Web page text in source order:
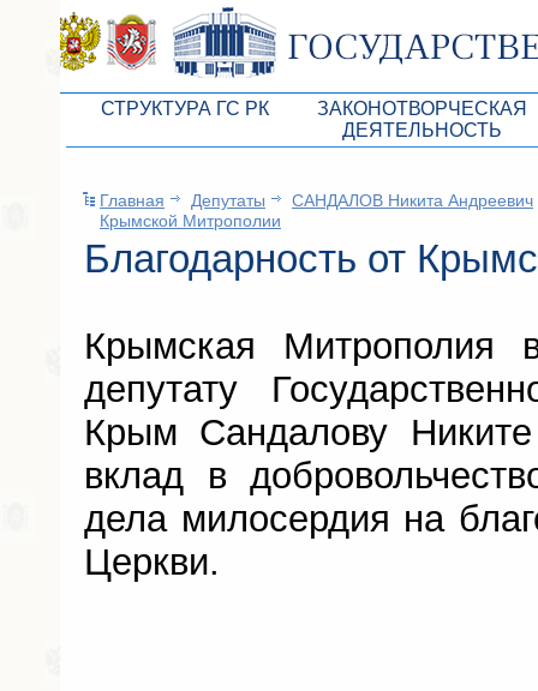
СТРУКТУРА ГС РК
Президиум ГС РК
Депутатский корпус
Депутатские фракции ГС РК
Советники Председателя ГС РК
Управление делами ГС РК
ЗАКОНОТВОРЧЕСКАЯ
ДЕЯТЕЛЬНОСТЬ
Бюджет Республики
Законы
Схема
Главная Депутаты
САНДАЛОВ Никита Андреевич
Крымской Митрополии
Благодарность от
Крымская Митрополия
депутату
Крым Сандалову
вклад в
дела милосердия на
Церкви.